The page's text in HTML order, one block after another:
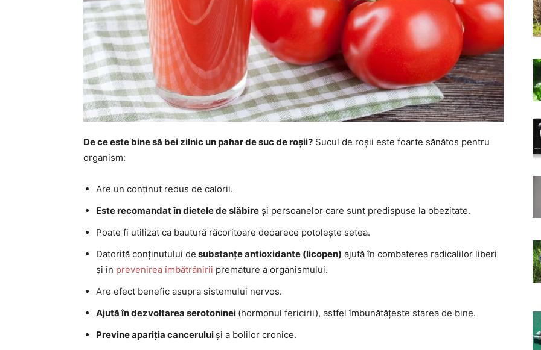
De ce este bine să bei zilnic un pahar de suc de roșii? Sucul de roșii este foarte sănătos pentru
organism:
Are un conținut redus de calorii.
Este recomandat în dietele de slăbire și persoanelor care sunt predispuse la obezitate.
Poate fi utilizat ca bautură răcoritoare deoarece potolește setea.
Datorită conținutului de substanțe antioxidante (licopen) ajută în combaterea radicalilor liberi
și în prevenirea îmbătrânirii premature a organismului.
Are efect benefic asupra sistemului nervos.
Ajută în dezvoltarea serotoninei (hormonul fericirii), astfel îmbunătățește starea de bine.
Previne apariția cancerului și a bolilor cronice.